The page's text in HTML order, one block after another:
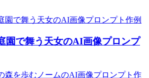
園で舞う天女のAI画像プロンプ